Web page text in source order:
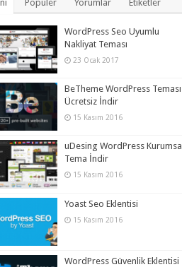
Popüler Yorumlar Etiketler
WordPress Seo Uyumlu
Nakliyat Teması
23 Ocak 2017
BeTheme WordPress Teması
Ücretsiz İndir
15 Kasım 2016
uDesing WordPress Kurumsal
Tema İndir
15 Kasım 2016
Yoast Seo Eklentisi
15 Kasım 2016
WordPress Güvenlik Eklentisi